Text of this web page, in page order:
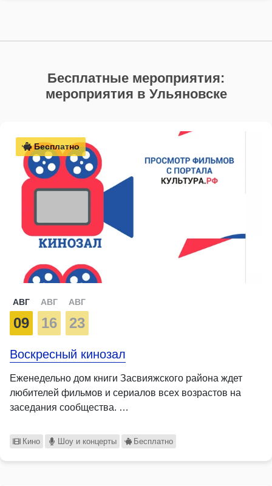
Бесплатные мероприятия:
мероприятия в Ульяновске
Бесплатно
АВГ
09
АВГ
16
АВГ
23
Воскресный кинозал
Еженедельно дом книги Засвияжского района ждет
любителей фильмов и сериалов всех возрастов на
заседания сообщества. …
Кино Шоу и концерты Бесплатно